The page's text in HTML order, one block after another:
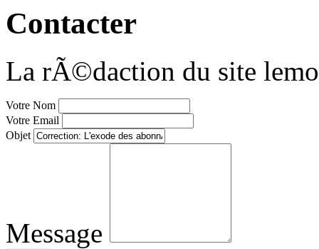
Contacter
La rÃ©daction du site
Votre Nom
Votre Email
Objet
Message